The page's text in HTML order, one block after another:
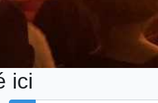
ici